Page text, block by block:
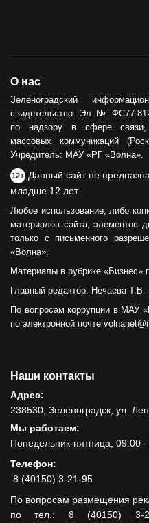
О нас
Зеленоградский
свидетельство: Эл № ФС77-
по надзору в сфере связи,
массовых коммуникаций
Учредитель: МАУ «РГ «Волна».
12+ Данный сайт не
младше 12 лет.
Любое использование, либо
материалов сайта, элементов
только с письменного
«Волна».
Материалы в рубрике «Бизнес»
Главный редактор: Нечаева Т.В.
По вопросам коррупции в МАУ
по электронной почте
Наши контакты
Адрес:
238530, Зеленоградск, ул.
Мы работаем:
Понедельник-пятница, 09:00
Телефон:
8 (40150) 3-21-95
По вопросам размещения
по тел.: 8 (40150) 3-